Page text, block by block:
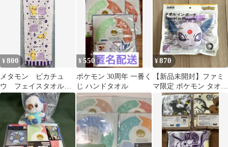
ル 30周年 赤
¥800
メタモン ピカチュ
ウ フェイスタオル
未使用 34✖️80 1枚
ポケモン
¥550
ポケモン 30周年 一番く
じ ハンドタオル
¥870
【新品未開封】ファミ
マ限定 ポケモン タオル
インポーチ エーフィ
3WAY